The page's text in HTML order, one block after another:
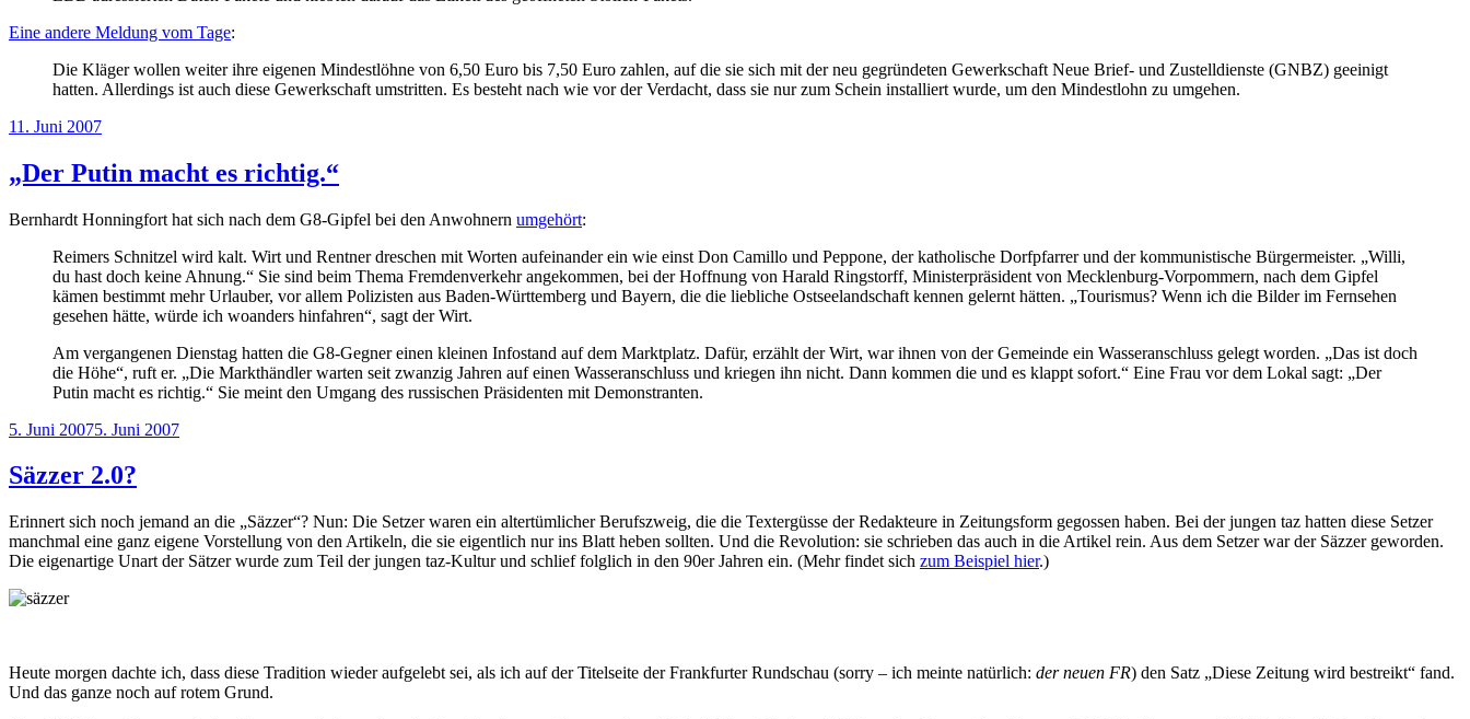
Eine andere Meldung vom Tage:
Die Kläger wollen weiter ihre eigenen Mindestlöhne von 6,50 Euro bis 7,50 Euro zahlen, auf die sie sich mit der neu gegründeten Gewerkschaft Neue Brief- und Zustelldienste (GNBZ) geeinigt
hatten. Allerdings ist auch diese Gewerkschaft umstritten. Es besteht nach wie vor der Verdacht, dass sie nur zum Schein installiert wurde, um den Mindestlohn zu umgehen.
Veröffentlicht
11. Juni 2007
„Der Putin macht es richtig.“
Bernhardt Honningfort hat sich nach dem G8-Gipfel bei den Anwohnern umgehört:
Reimers Schnitzel wird kalt. Wirt und Rentner dreschen mit Worten aufeinander ein wie einst Don Camillo und Peppone, der katholische Dorfpfarrer und der kommunistische Bürgermeister. „Willi,
du hast doch keine Ahnung.“ Sie sind beim Thema Fremdenverkehr angekommen, bei der Hoffnung von Harald Ringstorff, Ministerpräsident von Mecklenburg-Vorpommern, nach dem Gipfel
kämen bestimmt mehr Urlauber, vor allem Polizisten aus Baden-Württemberg und Bayern, die die liebliche Ostseelandschaft kennen gelernt hätten. „Tourismus? Wenn ich die Bilder im Fernsehen
gesehen hätte, würde ich woanders hinfahren“, sagt der Wirt.
Am vergangenen Dienstag hatten die G8-Gegner einen kleinen Infostand auf dem Marktplatz. Dafür, erzählt der Wirt, war ihnen von der Gemeinde ein Wasseranschluss gelegt worden. „Das ist doch
die Höhe“, ruft er. „Die Markthändler warten seit zwanzig Jahren auf einen Wasseranschluss und kriegen ihn nicht. Dann kommen die und es klappt sofort.“ Eine Frau vor dem Lokal sagt: „Der
Putin macht es richtig.“ Sie meint den Umgang des russischen Präsidenten mit Demonstranten.
Veröffentlicht
5. Juni 20075. Juni 2007
Säzzer 2.0?
Erinnert sich noch jemand an die „Säzzer“? Nun: Die Setzer waren ein altertümlicher Berufszweig, die die Textergüsse der Redakteure in Zeitungsform gegossen haben. Bei der jungen taz hatten diese Setzer
manchmal eine ganz eigene Vorstellung von den Artikeln, die sie eigentlich nur ins Blatt heben sollten. Und die Revolution: sie schrieben das auch in die Artikel rein. Aus dem Setzer war der Säzzer geworden.
Die eigenartige Unart der Sätzer wurde zum Teil der jungen taz-Kultur und schlief folglich in den 90er Jahren ein. (Mehr findet sich zum Beispiel hier.)
Heute morgen dachte ich, dass diese Tradition wieder aufgelebt sei, als ich auf der Titelseite der Frankfurter Rundschau (sorry – ich meinte natürlich: der neuen FR) den Satz „Diese Zeitung wird bestreikt“ fand.
Und das ganze noch auf rotem Grund.